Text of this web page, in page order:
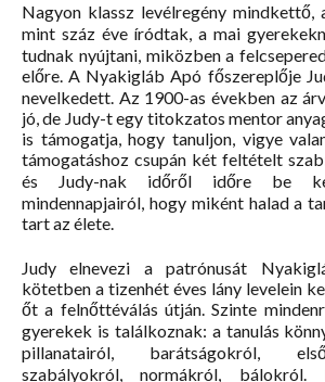
Nagyon klassz levélregény mindkettő,
mint száz éve íródtak, a mai
tudnak nyújtani, miközben a
előre. A Nyakigláb Apó főszereplője
nevelkedett. Az 1900-as években az
jó, de Judy-t egy titokzatos mentor
is támogatja, hogy tanuljon, vigye
támogatáshoz csupán két feltételt
és Judy-nak időről időre be
mindennapjairól, hogy miként halad a
tart az élete.
Judy elnevezi a patrónusát
kötetben a tizenhét éves lány levelein
őt a felnőttéválás útján. Szinte
gyerekek is találkoznak: a tanulás
pillanatairól, barátságokról,
szabályokról, normákról, bálokról.